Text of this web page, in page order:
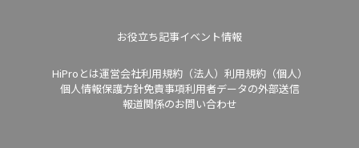
お役立ち記事イベント情報
HiProとは運営会社利用規約（法人） 利用規約（個人）
個人情報保護方針免責事項利用者データの外部送信
報道関係のお問い合わせ